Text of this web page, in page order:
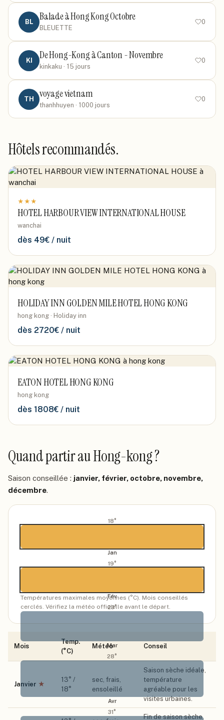
BL Balade à Hong Kong Octobre
BLEUETTE
0
KI De Hong-Kong à Canton - Novembre
kinkaku · 15 jours
0
TH voyage vietnam
thanhhuyen · 1000 jours
0
Hôtels recommandés.
★ ★ ★
HOTEL HARBOUR VIEW INTERNATIONAL HOUSE
wanchai
dès 49€ / nuit
HOLIDAY INN GOLDEN MILE HOTEL HONG KONG
hong kong · Holiday inn
dès 2720€ / nuit
EATON HOTEL HONG KONG
hong kong
dès 1808€ / nuit
Quand partirau Hong-kong?
Saison conseillée : janvier, février, octobre, novembre,
décembre.
18°
Jan
19°
Fév
23°
Mar
28°
Avr
31°
Températures maximales moyennes (°C). Mois conseillés
cerclés. Vérifiez la météo officielle avant le départ.
Mois
Temp.
(°C)
Météo Conseil
Janvier ★
13° /
18°
sec, frais,
ensoleillé
Saison sèche idéale,
température
agréable pour les
visites urbaines.
Fin de saison sèche,